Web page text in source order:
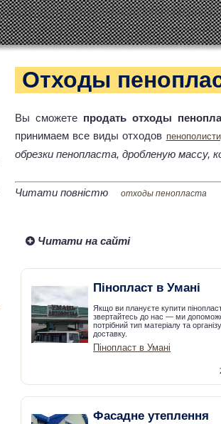
Отходы
Вы сможете продать отходы
принимаем все виды отходов
обрезки пенопласта, дробленую массу,
Читати повністю отходы пенопласта
Читати на сайті
Пінопласт в Умані
Якщо ви плануєте купити
звертайтесь до нас — ми
потрібний тип матеріалу та
доставку.
Пінопласт в Умані
Фасадне утеплення